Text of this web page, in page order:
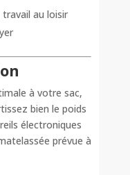
au loisir
à votre sac,
bien le poids
électroniques
prévue à